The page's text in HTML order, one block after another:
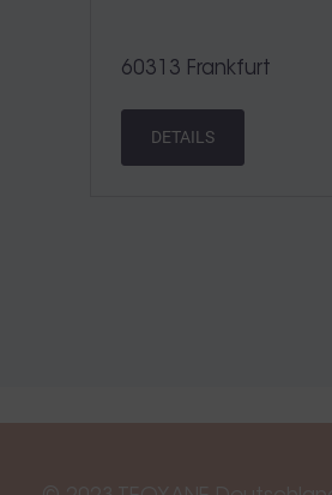
60313 Frankfurt
DETAILS